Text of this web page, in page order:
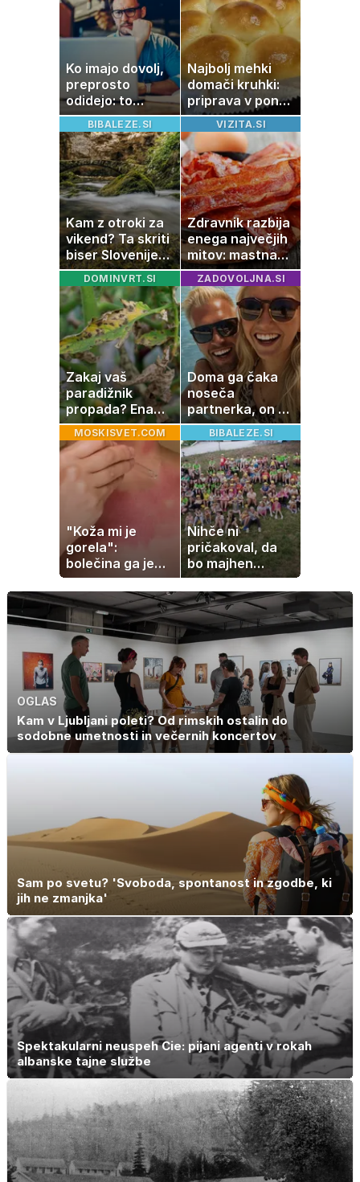
Ko imajo dovolj,
preprosto
odidejo: to
znamenje
najpogosteje da
odpoved
Najbolj mehki
domači kruhki:
priprava v ponvi
je trik za popoln
rezultat
BIBALEZE.SI
Kam z otroki za
vikend? Ta skriti
biser Slovenije
izgleda kot iz
pravljice
VIZITA.SI
Zdravnik razbija
enega največjih
mitov: mastna
jetra ne
nastanejo zaradi
slanine, temveč
zaradi živila, ki
ga imamo vsi
radi
DOMINVRT.SI
Zakaj vaš
paradižnik
propada? Ena
napaka lahko
uniči rastline –
tako jih rešite
ZADOVOLJNA.SI
Doma ga čaka
noseča
partnerka, on pa
dopustuje z
drugo
MOSKISVET.COM
"Koža mi je
gorela":
bolečina ga je
priklenila na
posteljo
BIBALEZE.SI
Nihče ni
pričakoval, da
bo majhen
projekt postal
ena najlepših
zgodb Zasavja
OGLAS
Kam v Ljubljani poleti? Od rimskih ostalin do
sodobne umetnosti in večernih koncertov
Sam po svetu? 'Svoboda, spontanost in zgodbe, ki
jih ne zmanjka'
Spektakularni neuspeh Cie: pijani agenti v rokah
albanske tajne službe